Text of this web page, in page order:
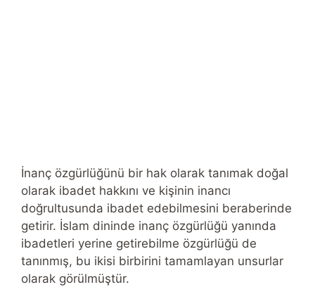
İnanç özgürlüğünü bir hak olarak tanımak doğal
olarak ibadet hakkını ve kişinin inancı
doğrultusunda ibadet edebilmesini beraberinde
getirir. İslam dininde inanç özgürlüğü yanında
ibadetleri yerine getirebilme özgürlüğü de
tanınmış, bu ikisi birbirini tamamlayan unsurlar
olarak görülmüştür.